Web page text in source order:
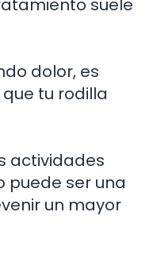
suele
dolor, es
tu rodilla
actividades
puede ser una
un mayor